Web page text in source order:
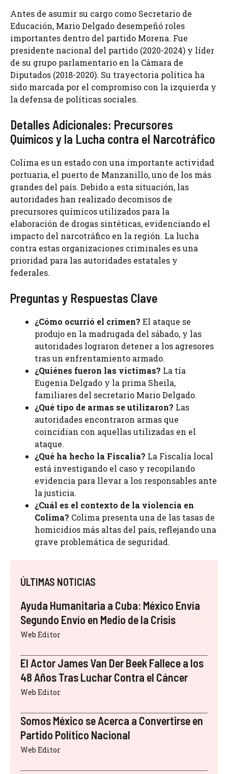
Antes de asumir su cargo como Secretario de
Educación, Mario Delgado desempeñó roles
importantes dentro del partido Morena. Fue
presidente nacional del partido (2020-2024) y líder
de su grupo parlamentario en la Cámara de
Diputados (2018-2020). Su trayectoria política ha
sido marcada por el compromiso con la izquierda y
la defensa de políticas sociales.
Detalles Adicionales: Precursores
Químicos y la Lucha contra el Narcotráfico
Colima es un estado con una importante actividad
portuaria, el puerto de Manzanillo, uno de los más
grandes del país. Debido a esta situación, las
autoridades han realizado decomisos de
precursores químicos utilizados para la
elaboración de drogas sintéticas, evidenciando el
impacto del narcotráfico en la región. La lucha
contra estas organizaciones criminales es una
prioridad para las autoridades estatales y
federales.
Preguntas y Respuestas Clave
¿Cómo ocurrió el crimen? El ataque se
produjo en la madrugada del sábado, y las
autoridades lograron detener a los agresores
tras un enfrentamiento armado.
¿Quiénes fueron las víctimas? La tía
Eugenia Delgado y la prima Sheila,
familiares del secretario Mario Delgado.
¿Qué tipo de armas se utilizaron? Las
autoridades encontraron armas que
coincidían con aquellas utilizadas en el
ataque.
¿Qué ha hecho la Fiscalía? La Fiscalía local
está investigando el caso y recopilando
evidencia para llevar a los responsables ante
la justicia.
¿Cuál es el contexto de la violencia en
Colima? Colima presenta una de las tasas de
homicidios más altas del país, reflejando una
grave problemática de seguridad.
ÚLTIMAS NOTICIAS
Ayuda Humanitaria a Cuba: México Envía
Segundo Envío en Medio de la Crisis
Web Editor
El Actor James Van Der Beek Fallece a los
48 Años Tras Luchar Contra el Cáncer
Web Editor
Somos México se Acerca a Convertirse en
Partido Político Nacional
Web Editor